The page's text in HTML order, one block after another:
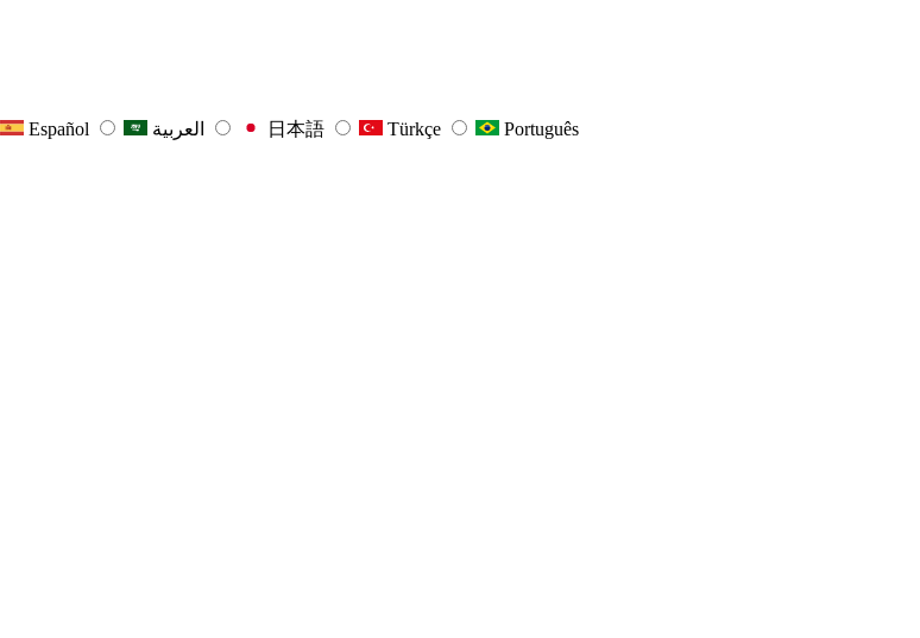
Español 日本語 Türkçe Português